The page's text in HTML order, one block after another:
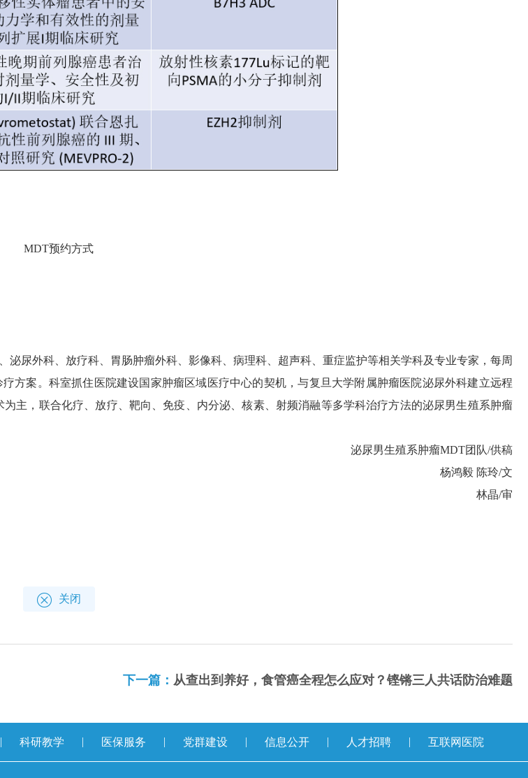
MDT预约方式
外科、放疗科、胃肠肿瘤外科、影像科、病理科、超声科、重症监护等相关学科及专业专家，每周
方案。科室抓住医院建设国家肿瘤区域医疗中心的契机，与复旦大学附属肿瘤医院泌尿外科建立远程
主，联合化疗、放疗、靶向、免疫、内分泌、核素、射频消融等多学科治疗方法的泌尿男生殖系肿瘤
泌尿男生殖系肿瘤MDT团队/供稿
杨鸿毅 陈玲/文
林晶/审
关闭
下一篇： 从查出到养好，食管癌全程怎么应对？铿锵三人共话防治难题
| 科研教学 | 医保服务 | 党群建设 | 信息公开 | 人才招聘 | 互联网医院